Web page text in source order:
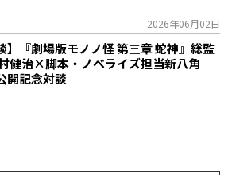
2026年06月02日
】『劇場版モノノ怪 第三章 蛇神』総監
健治×脚本・ノベライズ担当新八角
開記念対談